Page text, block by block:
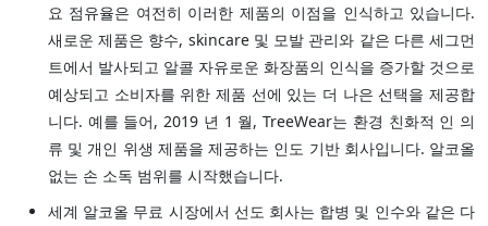
요 점유율은 여전히 이러한 제품의 이점을 인식하고 있습니다.
새로운 제품은 향수, skincare 및 모발 관리와 같은 다른 세그먼
트에서 발사되고 알콜 자유로운 화장품의 인식을 증가할 것으로
예상되고 소비자를 위한 제품 선에 있는 더 나은 선택을 제공합
니다. 예를 들어, 2019 년 1 월, TreeWear는 환경 친화적 인 의
류 및 개인 위생 제품을 제공하는 인도 기반 회사입니다. 알코올
없는 손 소독 범위를 시작했습니다.
세계 알코올 무료 시장에서 선도 회사는 합병 및 인수와 같은 다